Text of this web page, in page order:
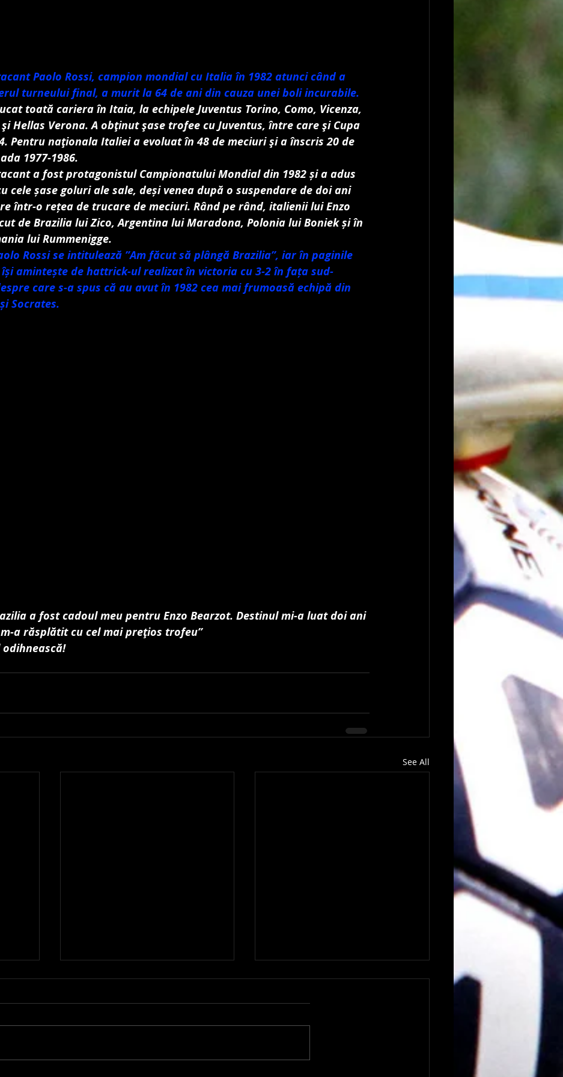
Paolo Rossi, campion mondial cu Italia în 1982 atunci când a
turneului final, a murit la 64 de ani din cauza unei boli incurabile.
toată cariera în Itaia, la echipele Juventus Torino, Como, Vicenza,
Hellas Verona. A obţinut şase trofee cu Juventus, între care şi Cupa
Pentru naţionala Italiei a evoluat în 48 de meciuri şi a înscris 20 de
1977-1986.
a fost protagonistul Campionatului Mondial din 1982 și a adus
cele șase goluri ale sale, deși venea după o suspendare de doi ani
într-o rețea de trucare de meciuri. Rând pe rând, italienii lui Enzo
de Brazilia lui Zico, Argentina lui Maradona, Polonia lui Boniek și în
lui Rummenigge.
Rossi se intitulează ”Am făcut să plângă Brazilia”, iar în paginile
amintește de hattrick-ul realizat în victoria cu 3-2 în fața sud-
care s-a spus că au avut în 1982 cea mai frumoasă echipă din
Socrates.
a fost cadoul meu pentru Enzo Bearzot. Destinul mi-a luat doi ani
a răsplătit cu cel mai preţios trofeu”, scrie Rossi în cartea sa.
odihnească!
See All